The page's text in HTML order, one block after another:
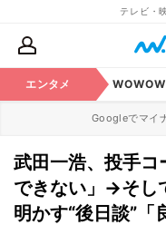
テレビ・
エンタメ
・CS番組 WOWOW
Googleでマイ
武田一浩、投手コ
できない」→そし
明かす“後日談”